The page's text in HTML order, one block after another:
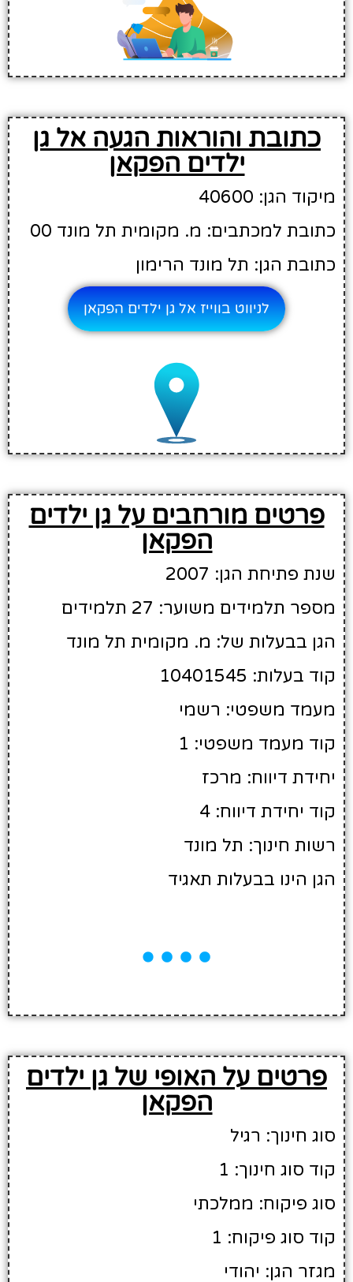
כתובת והוראות הגעה אל גן
ילדים הפקאן
מיקוד הגן: 40600
כתובת למכתבים: מ. מקומית תל מונד 00
כתובת הגן: תל מונד הרימון
לניווט בווייז אל גן ילדים הפקאן
פרטים מורחבים על גן ילדים
הפקאן
שנת פתיחת הגן: 2007
מספר תלמידים משוער: 27 תלמידים
הגן בבעלות של: מ. מקומית תל מונד
קוד בעלות: 10401545
מעמד משפטי: רשמי
קוד מעמד משפטי: 1
יחידת דיווח: מרכז
קוד יחידת דיווח: 4
רשות חינוך: תל מונד
הגן הינו בבעלות תאגיד
פרטים על האופי של גן ילדים
הפקאן
סוג חינוך: רגיל
קוד סוג חינוך: 1
סוג פיקוח: ממלכתי
קוד סוג פיקוח: 1
מגזר הגן: יהודי